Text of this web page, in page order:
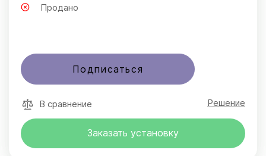
Продано
Подписаться
В сравнение Решение
Заказать установку